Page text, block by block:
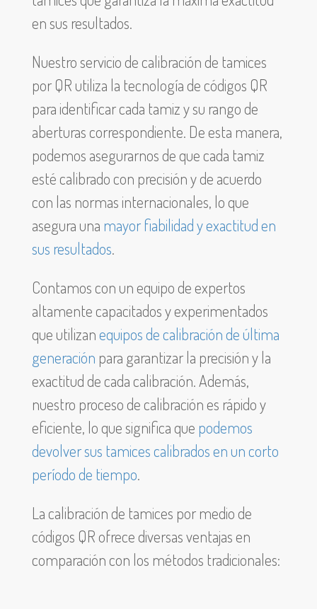
en sus resultados.
Nuestro servicio de calibración de tamices
por QR utiliza la tecnología de códigos QR
para identificar cada tamiz y su rango de
aberturas correspondiente. De esta manera,
podemos asegurarnos de que cada tamiz
esté calibrado con precisión y de acuerdo
con las normas internacionales, lo que
asegura una mayor fiabilidad y exactitud en
sus resultados.
Contamos con un equipo de expertos
altamente capacitados y experimentados
que utilizan equipos de calibración de última
generación para garantizar la precisión y la
exactitud de cada calibración. Además,
nuestro proceso de calibración es rápido y
eficiente, lo que significa que podemos
devolver sus tamices calibrados en un corto
período de tiempo.
La calibración de tamices por medio de
códigos QR ofrece diversas ventajas en
comparación con los métodos tradicionales: